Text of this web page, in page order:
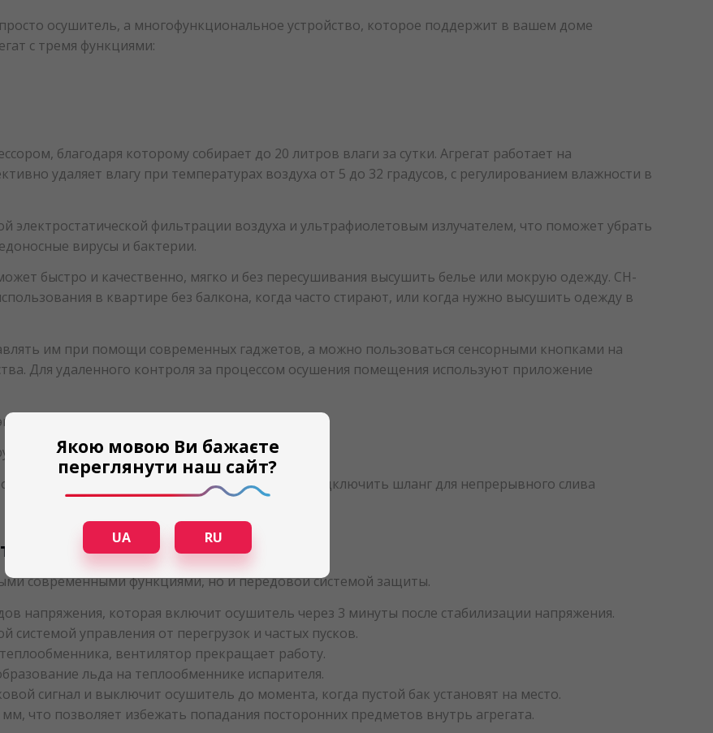
осушитель, а многофункциональное устройство, которое поддержит в вашем доме
с тремя функциями:
благодаря которому собирает до 20 литров влаги за сутки. Агрегат работает на
удаляет влагу при температурах воздуха от 5 до 32 градусов, с регулированием влажности в
электростатической фильтрации воздуха и ультрафиолетовым излучателем, что поможет убрать
вирусы и бактерии.
быстро и качественно, мягко и без пересушивания высушить белье или мокрую одежду. CH-
в квартире без балкона, когда часто стирают, или когда нужно высушить одежду в
им при помощи современных гаджетов, а можно пользоваться сенсорными кнопками на
Для удаленного контроля за процессом осушения помещения используют приложение
на счетах.
ваш комфорт.
пыли. Через патрубок сзади корпуса можно подключить шланг для непрерывного слива
6 в 1
современными функциями, но и передовой системой защиты.
напряжения, которая включит осушитель через 3 минуты после стабилизации напряжения.
управления от перегрузок и частых пусков.
вентилятор прекращает работу.
льда на теплообменнике испарителя.
сигнал и выключит осушитель до момента, когда пустой бак установят на место.
что позволяет избежать попадания посторонних предметов внутрь агрегата.
Якою мовою Ви бажаєте
переглянути наш сайт?
UA RU